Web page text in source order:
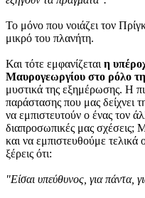
Το μόνο που νοιάζει τον
μικρό του πλανήτη.
Και τότε εμφανίζεται η
Μαυρογεωργίου στο ρόλο
μυστικά της εξημέρωσης. Η
παράστασης που μας δείχνει
να εμπιστευτούν ο ένας τον
διαπροσωπικές μας σχέσεις;
και να εμπιστευθούμε τελικά
ξέρεις ότι:
"Είσαι υπεύθυνος, για πάντα,